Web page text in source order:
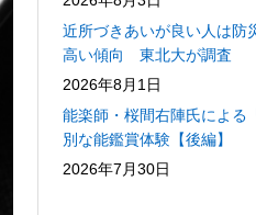
近所づきあいが良い人は防
高い傾向 東北大が調査
2026年8月1日
能楽師・桜間右陣氏による
別な能鑑賞体験【後編】
2026年7月30日